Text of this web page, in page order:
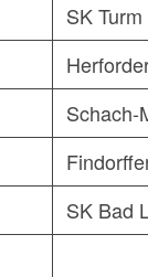
SK
Schach-
SK Bad